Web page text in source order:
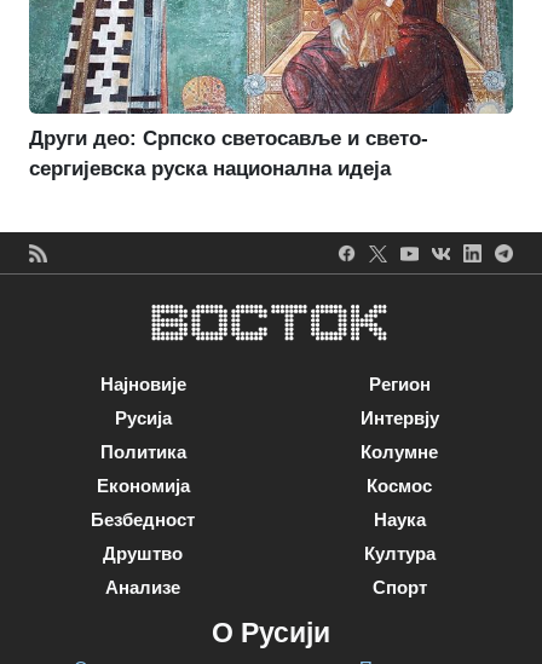
Други део: Српско светосавље и свето-
сергијевска руска национална идеја
Најновије
Русија
Политика
Економија
Безбедност
Друштво
Анализе
Регион
Интервју
Колумне
Космос
Наука
Култура
Спорт
О Русији